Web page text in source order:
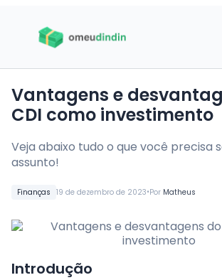
Finanças 19 de dezembro de 2023•Por Matheus
Vantagens e
CDI como investimento
Veja abaixo tudo o que você precisa
assunto!
Introdução